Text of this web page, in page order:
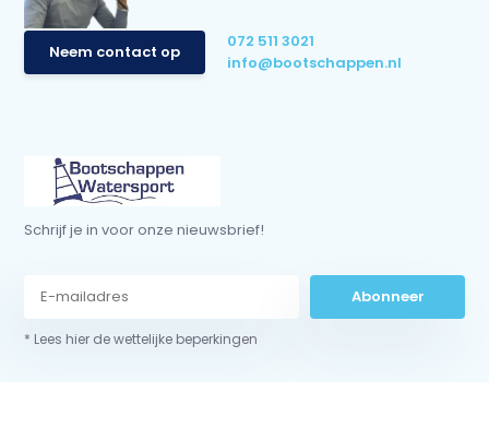
Neem contact op
072 511 3021
info@bootschappen.nl
Schrijf je in voor onze nieuwsbrief!
Abonneer
* Lees hier de wettelijke beperkingen